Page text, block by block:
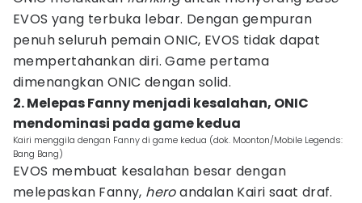
EVOS yang terbuka lebar. Dengan gempuran
penuh seluruh pemain ONIC, EVOS tidak dapat
mempertahankan diri. Game pertama
dimenangkan ONIC dengan solid.
2. Melepas Fanny menjadi kesalahan, ONIC
mendominasi pada game kedua
Kairi menggila dengan Fanny di game kedua (dok. Moonton/Mobile Legends:
Bang Bang)
EVOS membuat kesalahan besar dengan
melepaskan Fanny, heroandalan Kairi saat draf.